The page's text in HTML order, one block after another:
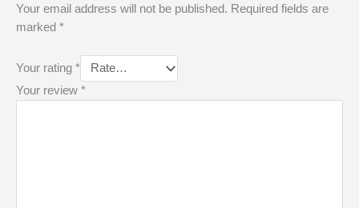
Your email address will not be published. Required fields are
marked *
Your rating *
Your review *